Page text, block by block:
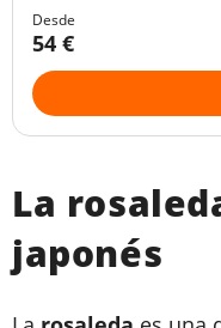
Desde
54 €
La
japonés